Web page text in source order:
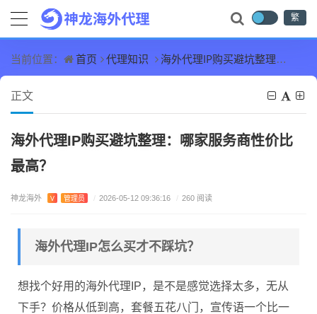
繁
当前位置： 首页 代理知识 海外代理IP购买避坑整理：哪家服务商性价比最高？
正文
海外代理IP购买避坑整理：哪家服务商性价比
最高？
神龙海外 V 管理员 / 2026-05-12 09:36:16 / 260 阅读
海外代理IP怎么买才不踩坑？
想找个好用的海外代理IP，是不是感觉选择太多，无从
下手？价格从低到高，套餐五花八门，宣传语一个比一